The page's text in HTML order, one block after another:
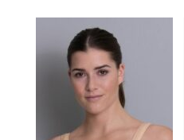
plusieurs
variations.
options
être